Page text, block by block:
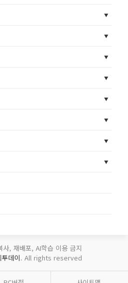
, 재배포, AI학습 이용 금지
투데이. All rights reserved